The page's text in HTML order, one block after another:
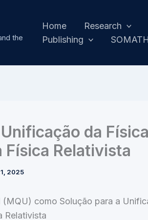
the
Home
Research
Publishing
da
Física Relativista
2025
como Solução para a
Relativista